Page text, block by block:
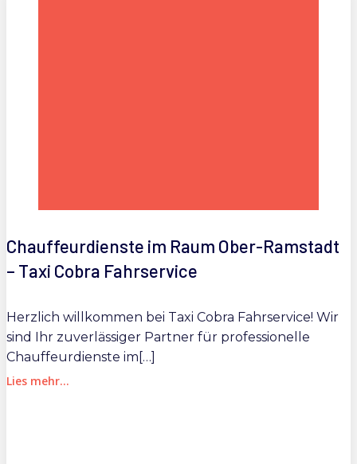
Chauffeurdienste im Raum Ober-Ramstadt
– Taxi Cobra Fahrservice
Herzlich willkommen bei Taxi Cobra Fahrservice! Wir
sind Ihr zuverlässiger Partner für professionelle
Chauffeurdienste im[…]
Lies mehr...